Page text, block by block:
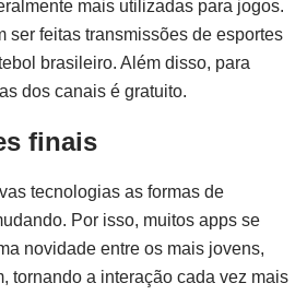
mais utilizadas para jogos.
ser feitas transmissões de esportes
brasileiro. Além disso, para
dos canais é gratuito.
finais
tecnologias as formas de
Por isso, muitos apps se
novidade entre os mais jovens,
tornando a interação cada vez mais